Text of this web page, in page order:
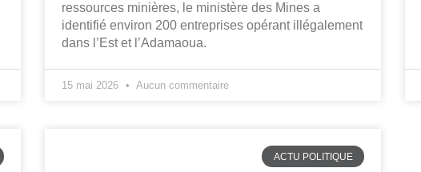
ressources minières, le ministère des Mines a
identifié environ 200 entreprises opérant illégalement
dans l’Est et l’Adamaoua.
15 mai 2026 Aucun commentaire
ACTU POLITIQUE